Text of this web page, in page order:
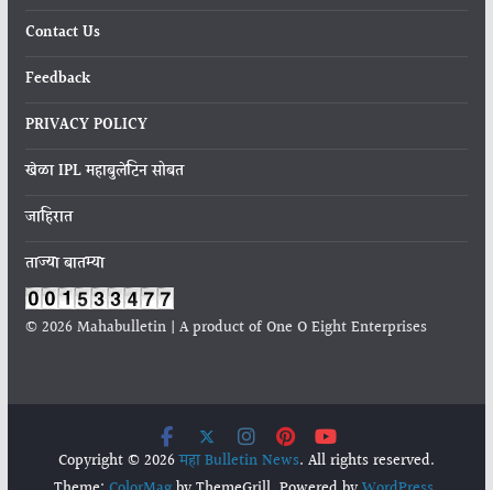
Contact Us
Feedback
PRIVACY POLICY
खेळा IPL महाबुलेटिन सोबत
जाहिरात
ताज्या बातम्या
© 2026 Mahabulletin | A product of One O Eight Enterprises
Copyright © 2026महा Bulletin News. All rights reserved.